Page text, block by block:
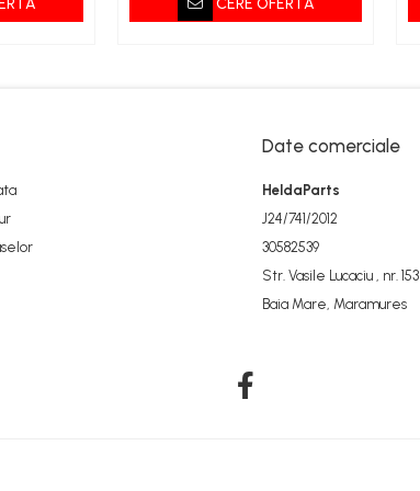
Date comerciale
HeldaParts
J24/741/2012
30582539
Str. Vasile Lucaciu , nr. 153
Baia Mare, Maramures